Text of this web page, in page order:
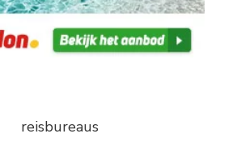
reisbureaus